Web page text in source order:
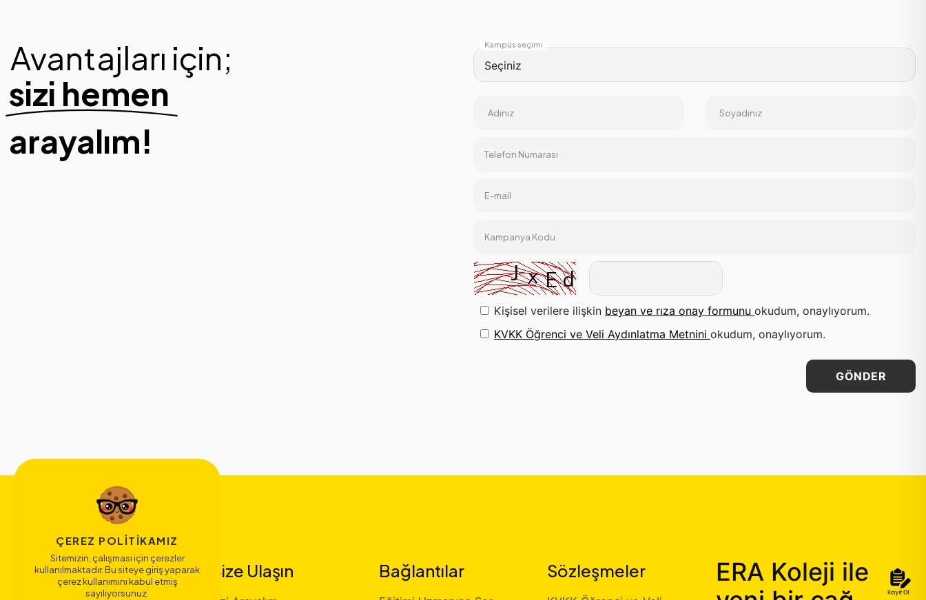
Avantajları için;
sizi hemen
arayalım!
Kampüs seçimi
Adınız Soyadınız
Telefon Numarası
E-mail
Kampanya Kodu
Kişisel verilere ilişkin beyan ve rıza onay formunu okudum, onaylıyorum.
KVKK Öğrenci ve Veli Aydınlatma Metnini okudum, onaylıyorum.
GÖNDER
Bize Ulaşın Bağlantılar Sözleşmeler
ERA Koleji ile
ÇEREZ POLITIKAMIZ
Sitemizin, çalışması için çerezler
kullanılmaktadır. Bu siteye giriş yaparak
çerez kullanımını kabul etmiş
sayılıyorsunuz.